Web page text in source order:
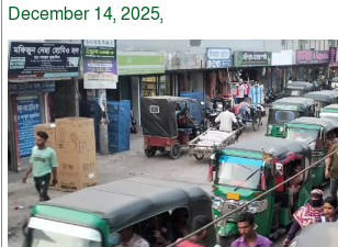
December 14, 2025,